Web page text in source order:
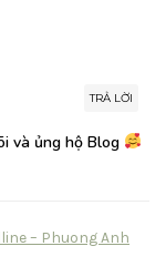
TRẢ LỜI
và ủng hộ Blog
– Phuong Anh